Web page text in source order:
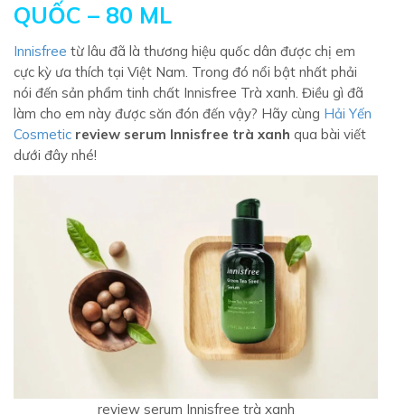
QUỐC – 80 ML
Innisfree từ lâu đã là thương hiệu quốc dân được chị em
cực kỳ ưa thích tại Việt Nam. Trong đó nổi bật nhất phải
nói đến sản phẩm tinh chất Innisfree Trà xanh. Điều gì đã
làm cho em này được săn đón đến vậy? Hãy cùng Hải Yến
Cosmetic review serum Innisfree trà xanh qua bài viết
dưới đây nhé!
review serum Innisfree trà xanh